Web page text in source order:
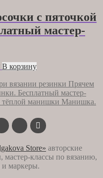
с пяточкой
мастер-
₽.
Текущая
цена:
0,00 ₽.
В корзину
Прячем
Бесплатный мастер-
Манишка.
Store» авторские
мастер-классы по вязанию,
и маркеры.